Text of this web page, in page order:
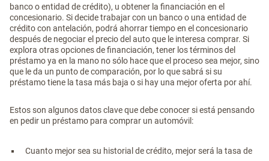
banco o entidad de crédito), u obtener la financiación en el
concesionario. Si decide trabajar con un banco o una entidad de
crédito con antelación, podrá ahorrar tiempo en el concesionario
después de negociar el precio del auto que le interesa comprar. Si
explora otras opciones de financiación, tener los términos del
préstamo ya en la mano no sólo hace que el proceso sea mejor, sino
que le da un punto de comparación, por lo que sabrá si su
préstamo tiene la tasa más baja o si hay una mejor oferta por ahí.
Estos son algunos datos clave que debe conocer si está pensando
en pedir un préstamo para comprar un automóvil:
Cuanto mejor sea su historial de crédito, mejor será la tasa de